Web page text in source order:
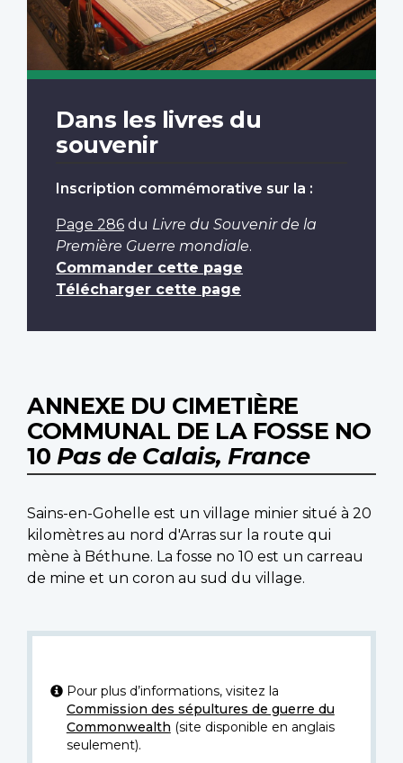
Dans les livres du
souvenir
Inscription commémorative sur la :
Page 286 du Livre du Souvenir de la
Première Guerre mondiale.
Commander cette page
Télécharger cette page
ANNEXE DU CIMETIÈRE
COMMUNAL DE LA FOSSE NO
10 Pas de Calais, France
Sains-en-Gohelle est un village minier situé à 20
kilomètres au nord d'Arras sur la route qui
mène à Béthune. La fosse no 10 est un carreau
de mine et un coron au sud du village.
Pour plus d’informations, visitez la
Commission des sépultures de guerre du
Commonwealth (site disponible en anglais
seulement).